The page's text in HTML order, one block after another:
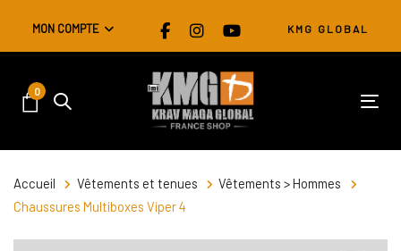
navigation
Skip
MON COMPTE KMG GLOBAL
0
Accueil Vêtements et tenues
Vêtements > Hommes
Chaussures Multiboxes Viper 4